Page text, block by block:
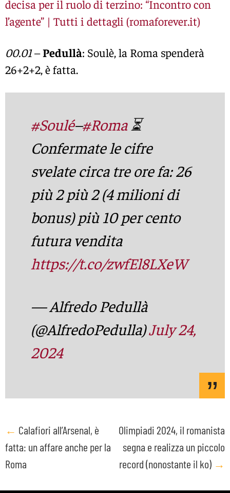
decisa per il ruolo di terzino: “Incontro con
l’agente” | Tutti i dettagli (romaforever.it)
00.01–Pedullà: Soulè, la Roma spenderà
26+2+2, è fatta.
#Soulé–#Roma⏳
Confermate le cifre
svelate circa tre ore fa: 26
più 2 più 2 (4 milioni di
bonus) più 10 per cento
futura vendita
https://t.co/zwfEl8LXeW
— Alfredo Pedullà
(@AlfredoPedulla)July 24,
2024
Post
navigation
← Calafiori all’Arsenal, è
fatta: un affare anche per la
Roma
Olimpiadi 2024, il romanista
segna e realizza un piccolo
record (nonostante il ko) →